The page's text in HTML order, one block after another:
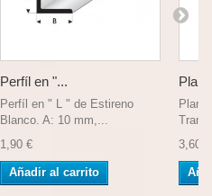
Perfíl en "...
Perfíl en " L " de Estireno
Blanco. A: 10 mm,...
1,90 €
Añadir al carrito
3,60 €